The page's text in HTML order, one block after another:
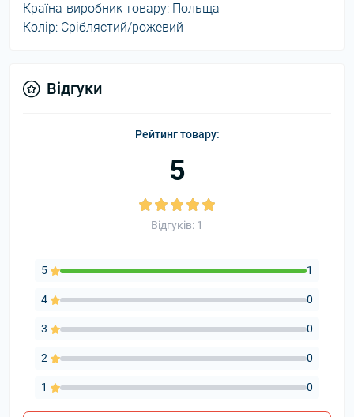
Країна-виробник товару: Польща
Колір: Сріблястий/рожевий
Відгуки
Рейтинг товару:
5
Відгуків: 1
5 1
4 0
3 0
2 0
1 0